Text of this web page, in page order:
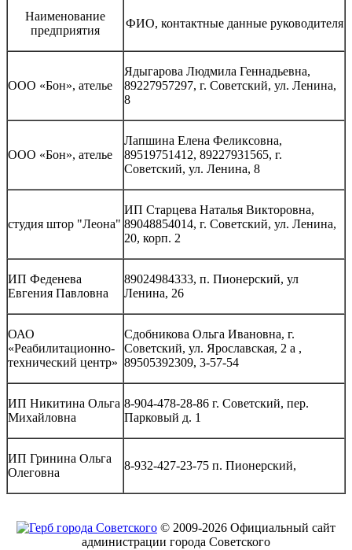
Наименование
предприятия
ФИО, контактные данные руководителя
ООО «Бон», ателье
Ядыгарова Людмила Геннадьевна,
89227957297, г. Советский, ул. Ленина,
8
ООО «Бон», ателье
Лапшина Елена Феликсовна,
89519751412, 89227931565, г.
Советский, ул. Ленина, 8
студия штор "Леона"
ИП Старцева Наталья Викторовна,
89048854014, г. Советский, ул. Ленина,
20, корп. 2
ИП Феденева
Евгения Павловна
89024984333, п. Пионерский, ул
Ленина, 26
ОАО
«Реабилитационно-
технический центр»
Сдобникова Ольга Ивановна, г.
Советский, ул. Ярославская, 2 а ,
89505392309, 3-57-54
ИП Никитина Ольга
Михайловна
8-904-478-28-86 г. Советский, пер.
Парковый д. 1
ИП Гринина Ольга
Олеговна
8-932-427-23-75 п. Пионерский,
© 2009-2026 Официальный сайт
администрации города Советского